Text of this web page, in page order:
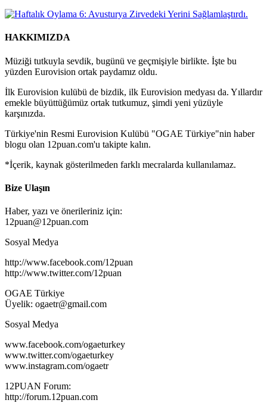
HAKKIMIZDA
Müziği tutkuyla sevdik, bugünü ve geçmişiyle birlikte. İşte bu
yüzden Eurovision ortak paydamız oldu.
İlk Eurovision kulübü de bizdik, ilk Eurovision medyası da. Yıllardır
emekle büyüttüğümüz ortak tutkumuz, şimdi yeni yüzüyle
karşınızda.
Türkiye'nin Resmi Eurovision Kulübü "OGAE Türkiye"nin haber
blogu olan 12puan.com'u takipte kalın.
*İçerik, kaynak gösterilmeden farklı mecralarda kullanılamaz.
Bize Ulaşın
Haber, yazı ve önerileriniz için:
12puan@12puan.com
Sosyal Medya
http://www.facebook.com/12puan
http://www.twitter.com/12puan
OGAE Türkiye
Üyelik: ogaetr@gmail.com
Sosyal Medya
www.facebook.com/ogaeturkey
www.twitter.com/ogaeturkey
www.instagram.com/ogaetr
12PUAN Forum:
http://forum.12puan.com